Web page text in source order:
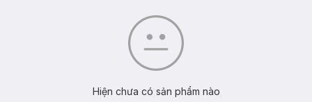
Hiện chưa có sản phẩm nào